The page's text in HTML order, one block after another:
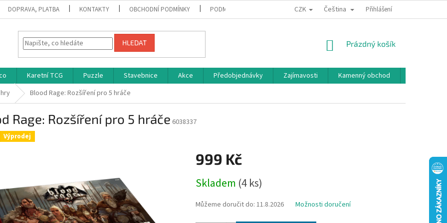
DOPRAVA, PLATBA KONTAKTY OBCHODNÍ PODMÍNKY PODMÍNKY OCHRANY OSOBNÍCH ÚDAJŮ BONUSOVÝ PROGRAM
CZK Čeština Přihlášení
HLEDAT
NÁKUPNÍ
Prázdný košík
Karetní TCG Puzzle Stavebnice Akce Předobjednávky Zajímavosti Kamenný obchod
Blood Rage: Rozšíření pro 5 hráče
Rage: Rozšíření pro 5 hráče 6038337
Výprodej
999 Kč
cena:
Skladem (4 ks)
Můžeme doručit do: 11.8.2026 Možnosti doručení